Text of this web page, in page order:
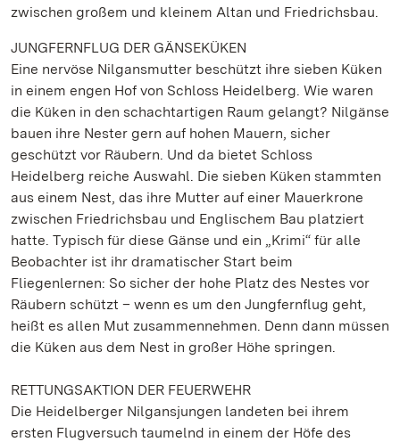
zwischen großem und kleinem Altan und Friedrichsbau.
JUNGFERNFLUG DER GÄNSEKÜKEN
Eine nervöse Nilgansmutter beschützt ihre sieben Küken
in einem engen Hof von Schloss Heidelberg. Wie waren
die Küken in den schachtartigen Raum gelangt? Nilgänse
bauen ihre Nester gern auf hohen Mauern, sicher
geschützt vor Räubern. Und da bietet Schloss
Heidelberg reiche Auswahl. Die sieben Küken stammten
aus einem Nest, das ihre Mutter auf einer Mauerkrone
zwischen Friedrichsbau und Englischem Bau platziert
hatte. Typisch für diese Gänse und ein „Krimi“ für alle
Beobachter ist ihr dramatischer Start beim
Fliegenlernen: So sicher der hohe Platz des Nestes vor
Räubern schützt – wenn es um den Jungfernflug geht,
heißt es allen Mut zusammennehmen. Denn dann müssen
die Küken aus dem Nest in großer Höhe springen.
RETTUNGSAKTION DER FEUERWEHR
Die Heidelberger Nilgansjungen landeten bei ihrem
ersten Flugversuch taumelnd in einem der Höfe des